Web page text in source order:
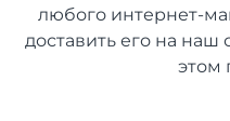
любого интернет-
доставить его на наш
этом